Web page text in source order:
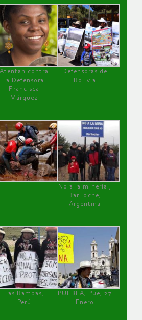
Atentan contra
la Defensora
Francisca
Márquez
Defensoras de
Bolivia
No a la minería ,
Bariloche,
Argentina
Las Bambas,
Perú
PUEBLA, Pue, 27
Enero